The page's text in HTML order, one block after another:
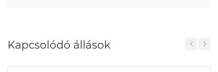
Kapcsolódó állások